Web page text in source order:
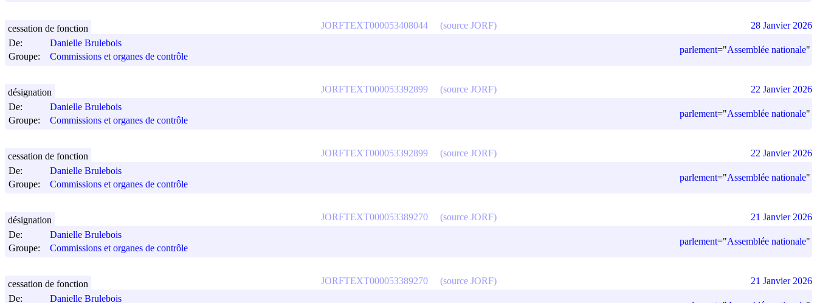
De:
Danielle Brulebois
Groupe:
Commissions et organes de contrôle
parlement="Assemblée nationale"
JORFTEXT000053408044 (source JORF)
cessation de fonction 28 Janvier 2026
De:
Danielle Brulebois
Groupe:
Commissions et organes de contrôle
parlement="Assemblée nationale"
JORFTEXT000053392899 (source JORF)
désignation 22 Janvier 2026
De:
Danielle Brulebois
Groupe:
Commissions et organes de contrôle
parlement="Assemblée nationale"
JORFTEXT000053392899 (source JORF)
cessation de fonction 22 Janvier 2026
De:
Danielle Brulebois
Groupe:
Commissions et organes de contrôle
parlement="Assemblée nationale"
JORFTEXT000053389270 (source JORF)
désignation 21 Janvier 2026
De:
Danielle Brulebois
JORFTEXT000053389270 (source JORF)
cessation de fonction 21 Janvier 2026